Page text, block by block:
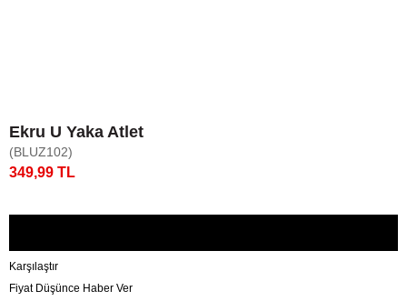
Ekru U Yaka Atlet
(BLUZ102)
349,99 TL
Karşılaştır
Fiyat Düşünce Haber Ver